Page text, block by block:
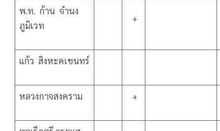
พ.ท. ก้าน จำนง
ภูมิเวท
+
แก้ว สิงหะคเชนทร์
หลวงกาจสงคราม +